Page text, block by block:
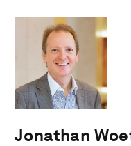
Jonathan